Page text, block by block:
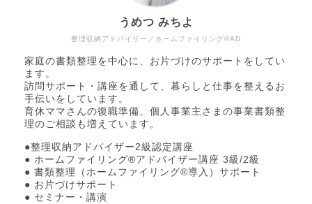
整理収納アドバイザー／ホームファイリング®AD
うめつ みちよ
家庭の書類整理を中心に、お片づけのサポートをしてい
ます。
訪問サポート・講座を通して、暮らしと仕事を整えるお
手伝いをしています。
育休ママさんの復職準備、個人事業主さまの事業書類整
理のご相談も増えています。
●整理収納アドバイザー2級認定講座
● ホームファイリング®アドバイザー講座 3級/2級
● 書類整理（ホームファイリング®導入）サポート
● お片づけサポート
● セミナー・講演